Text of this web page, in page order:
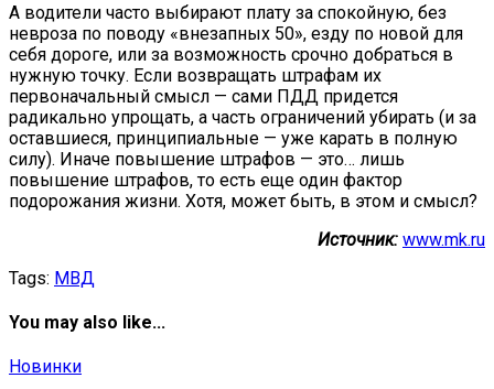
А водители часто выбирают плату за спокойную, без
невроза по поводу «внезапных 50», езду по новой для
себя дороге, или за возможность срочно добраться в
нужную точку. Если возвращать штрафам их
первоначальный смысл — сами ПДД придется
радикально упрощать, а часть ограничений убирать (и за
оставшиеся, принципиальные — уже карать в полную
силу). Иначе повышение штрафов — это… лишь
повышение штрафов, то есть еще один фактор
подорожания жизни. Хотя, может быть, в этом и смысл?
Источник: www.mk.ru
Tags: МВД
You may also like...
Новинки